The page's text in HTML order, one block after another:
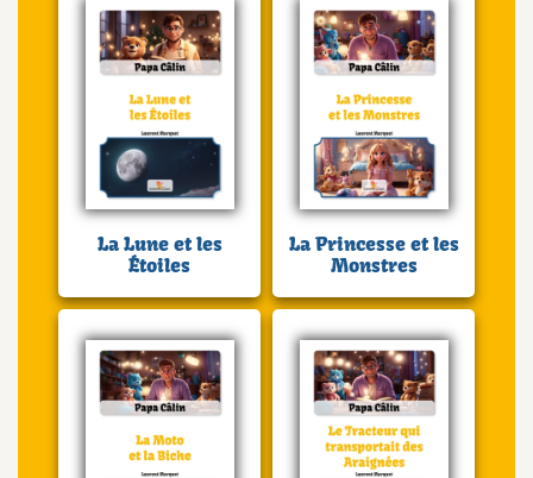
La Lune et les
Étoiles
La Princesse et les
Monstres